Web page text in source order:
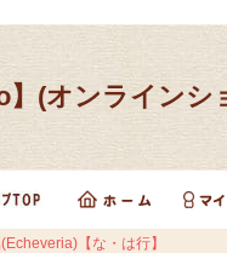
(オンラインシ
【な・は行】